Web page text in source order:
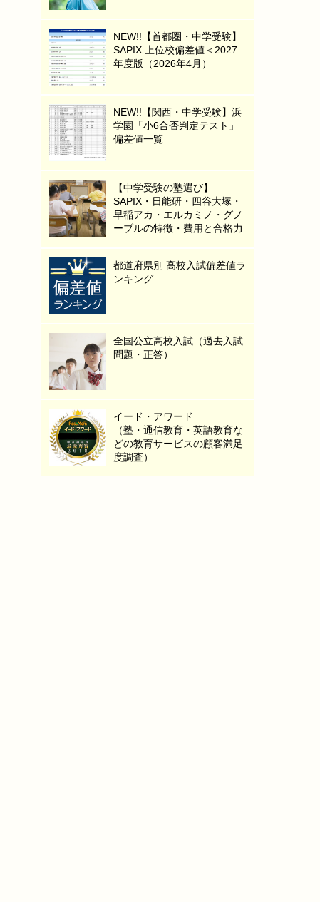
NEW!!【首都圏・中学受験】
SAPIX 上位校偏差値＜2027
年度版（2026年4月）
NEW!!【関西・中学受験】浜
学園「小6合否判定テスト」
偏差値一覧
【中学受験の塾選び】
SAPIX・日能研・四谷大塚・
早稲アカ・エルカミノ・グノ
ーブルの特徴・費用と合格力
都道府県別 高校入試偏差値ラ
ンキング
全国公立高校入試（過去入試
問題・正答）
イード・アワード
（塾・通信教育・英語教育な
どの教育サービスの顧客満足
度調査）